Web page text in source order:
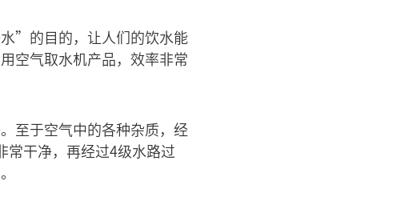
”的目的，让人们的饮水能
空气取水机产品，效率非常
至于空气中的各种杂质，经
常干净，再经过4级水路过